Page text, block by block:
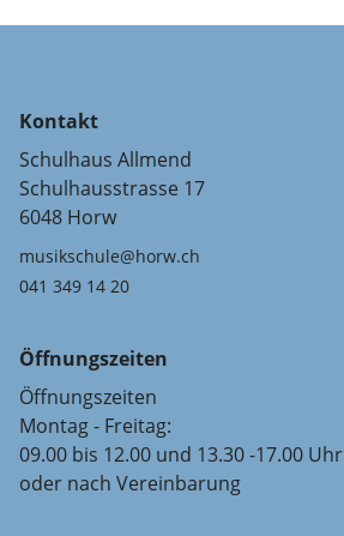
Kontakt
Schulhaus Allmend
Schulhausstrasse 17
6048 Horw
musikschule@horw.ch
041 349 14 20
Öffnungszeiten
Öffnungszeiten
Montag - Freitag:
09.00 bis 12.00 und 13.30 -17.00 Uhr
oder nach Vereinbarung